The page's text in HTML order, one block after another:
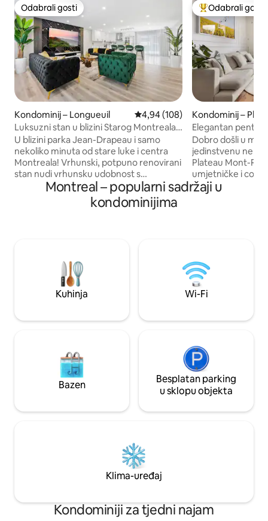
Odabrali gosti
Odabrali gosti
Kondominij – Longueuil Prosječna ocjena: 4,94/5,
4,94 (108)
Luksuzni stan u blizini Starog Montreala.
BESPLATNO parkirno mjesto.
U blizini parka Jean-Drapeau i samo
nekoliko minuta od stare luke i centra
Montreala! Vrhunski, potpuno renovirani
stan nudi vrhunsku udobnost s
dizajnerskim namještajem, vrhunskim
kućanskim aparatima i pažljivo
odabranim dodatnim sadržajima kao što
održavanje događanja i večerama s
programom u Montrealu. Elegantno i
otmjeno utočište u blizini najboljih
gradskih atrakcija! Velika nagrada
Quartier des Spectacles i najbolji
Među najviše
Odabrali gosti
Kondominij –
lElegantan
privatna krovna
Dobro došli u
jedinstvenu
Plateau Mont-
umjetničke i cool
potkrovlje s 2
prostora
moj dom i
planinarenja na
Sanghi i pića u
Saint-Viateur
Montreal – popularni sadržaji u
kondominijima
Kuhinja Wi-Fi
Bazen
Besplatan parking
u sklopu objekta
Klima-uređaj
Kondominiji za tjedni najam